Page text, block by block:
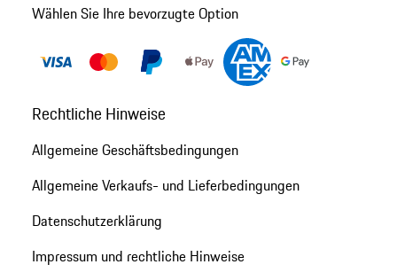
Wählen Sie Ihre bevorzugte Option
Rechtliche Hinweise
Allgemeine Geschäftsbedingungen
Allgemeine Verkaufs- und Lieferbedingungen
Datenschutzerklärung
Impressum und rechtliche Hinweise